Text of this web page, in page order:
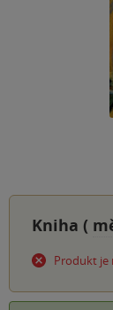
Kniha (
Produkt je